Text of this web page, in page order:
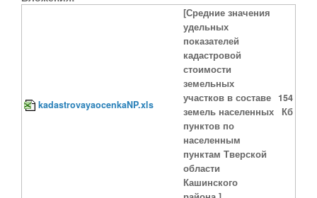
kadastrovayaocenkaNP.xls
[Средние значения
удельных
показателей
кадастровой
стоимости
земельных
участков в составе
земель населенных
пунктов по
населенным
пунктам Тверской
области
Кашинского
154
Кб